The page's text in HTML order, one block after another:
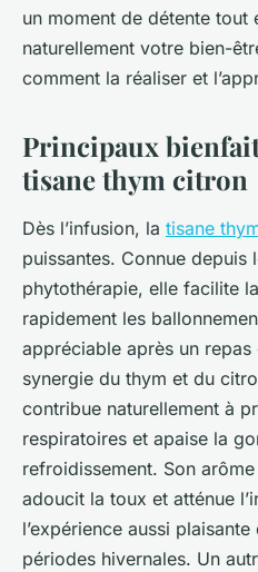
un moment de détente tout
naturellement votre bien-
comment la réaliser et
Principaux
tisane thym citron
Dès l’infusion, la tisane
puissantes. Connue depuis
phytothérapie, elle facilite
rapidement les
appréciable après un
synergie du thym et du
contribue naturellement à
respiratoires et apaise la
refroidissement. Son
adoucit la toux et atténue
l’expérience aussi
périodes hivernales. Un